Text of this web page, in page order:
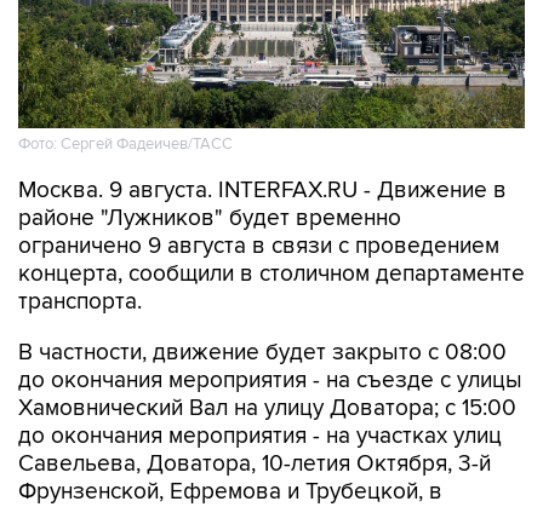
Фото: Сергей Фадеичев/ТАСС
Москва. 9 августа. INTERFAX.RU - Движение в
районе "Лужников" будет временно
ограничено 9 августа в связи с проведением
концерта, сообщили в столичном департаменте
транспорта.
В частности, движение будет закрыто с 08:00
до окончания мероприятия - на съезде с улицы
Хамовнический Вал на улицу Доватора; с 15:00
до окончания мероприятия - на участках улиц
Савельева, Доватора, 10-летия Октября, 3-й
Фрунзенской, Ефремова и Трубецкой, в